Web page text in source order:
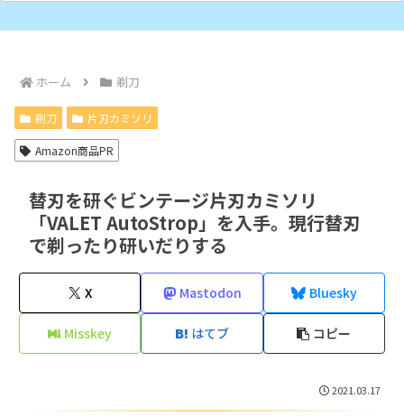
ホーム 剃刀
剃刀 片刃カミソリ
Amazon商品PR
替刃を研ぐビンテージ片刃カミソリ
「VALET AutoStrop」を入手。現行替刃
で剃ったり研いだりする
X Mastodon Bluesky
Misskey はてブ コピー
2021.03.17